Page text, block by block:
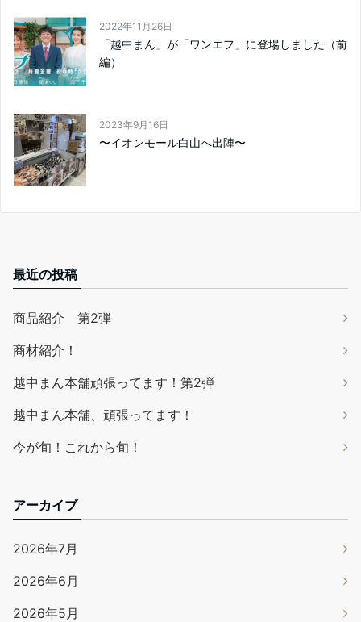
2022年11月26日
「越中まん」が「ワンエフ」に登場しました（前
編）
2023年9月16日
〜イオンモール白山へ出陣〜
最近の投稿
商品紹介 第2弾
商材紹介！
越中まん本舗頑張ってます！第2弾
越中まん本舗、頑張ってます！
今が旬！これから旬！
アーカイブ
2026年7月
2026年6月
2026年5月